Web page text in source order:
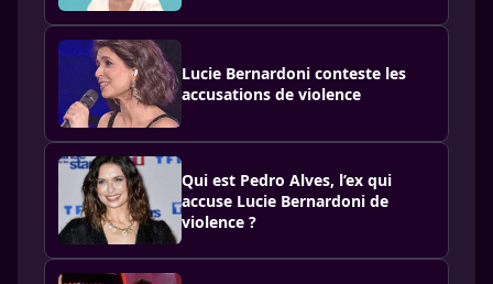
Lucie Bernardoni conteste les
accusations de violence
Qui est Pedro Alves, l’ex qui
accuse Lucie Bernardoni de
violence ?